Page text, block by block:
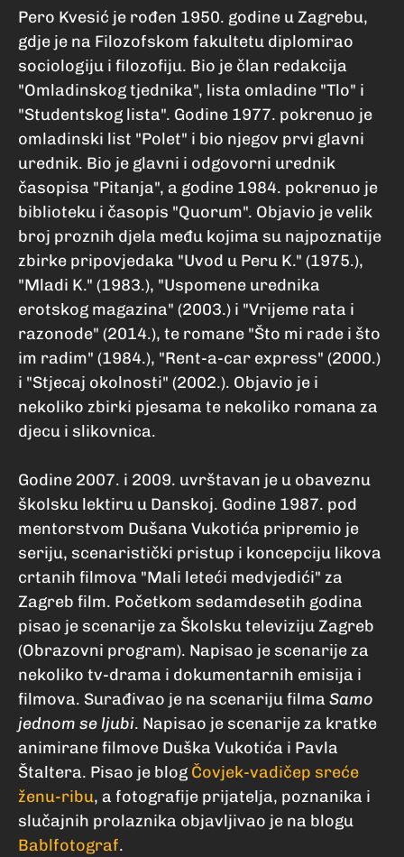
Pero Kvesić je rođen 1950. godine u Zagrebu,
gdje je na Filozofskom fakultetu diplomirao
sociologiju i filozofiju. Bio je član redakcija
"Omladinskog tjednika", lista omladine "Tlo" i
"Studentskog lista". Godine 1977. pokrenuo je
omladinski list "Polet" i bio njegov prvi glavni
urednik. Bio je glavni i odgovorni urednik
časopisa "Pitanja", a godine 1984. pokrenuo je
biblioteku i časopis "Quorum". Objavio je velik
broj proznih djela među kojima su najpoznatije
zbirke pripovjedaka "Uvod u Peru K." (1975.),
"Mladi K." (1983.), "Uspomene urednika
erotskog magazina" (2003.) i "Vrijeme rata i
razonode" (2014.), te romane "Što mi rade i što
im radim" (1984.), "Rent-a-car express" (2000.)
i "Stjecaj okolnosti" (2002.). Objavio je i
nekoliko zbirki pjesama te nekoliko romana za
djecu i slikovnica.
Godine 2007. i 2009. uvrštavan je u obaveznu
školsku lektiru u Danskoj. Godine 1987. pod
mentorstvom Dušana Vukotića pripremio je
seriju, scenaristički pristup i koncepciju likova
crtanih filmova "Mali leteći medvjedići" za
Zagreb film. Početkom sedamdesetih godina
pisao je scenarije za Školsku televiziju Zagreb
(Obrazovni program). Napisao je scenarije za
nekoliko tv-drama i dokumentarnih emisija i
filmova. Surađivao je na scenariju filma Samo
jednom se ljubi. Napisao je scenarije za kratke
animirane filmove Duška Vukotića i Pavla
Štaltera. Pisao je blog Čovjek-vadičep sreće
ženu-ribu, a fotografije prijatelja, poznanika i
slučajnih prolaznika objavljivao je na blogu
Bablfotograf.